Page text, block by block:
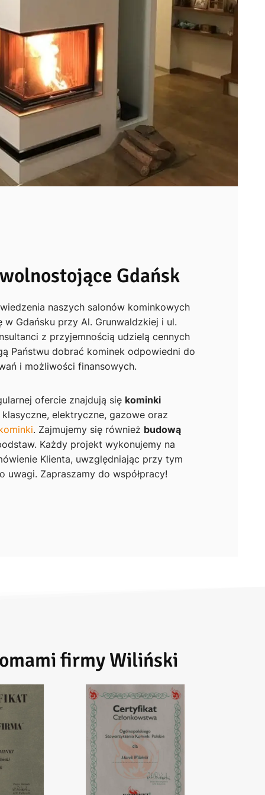
Gdańsk
naszych salonów kominkowych
w Gdańsku przy Al. Grunwaldzkiej i ul.
z przyjemnością udzielą cennych
Państwu dobrać kominek odpowiedni do
i możliwości finansowych.
ofercie znajdują się kominki
klasyczne, elektryczne, gazowe oraz
. Zajmujemy się również budową
Każdy projekt wykonujemy na
Klienta, uwzględniając przy tym
uwagi. Zapraszamy do współpracy!
firmy Wiliński